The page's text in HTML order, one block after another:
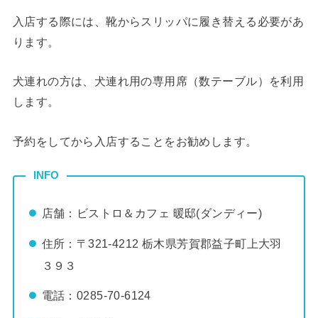
入店する際には、靴からスリッパに履き替える必要があ
ります。
犬連れの方は、犬連れ用の専用席（数テーブル）を利用
します。
予約をしてから入店することをお勧めします。
INFO
店舗：ビストロ＆カフェ 暖邸(ダンディー)
住所：〒321-4212 栃木県芳賀郡益子町上大羽
３９３
電話： 0285-70-6124